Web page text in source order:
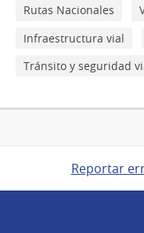
Rutas Nacionales
Infraestructura vial
Tránsito y seguridad
Reportar